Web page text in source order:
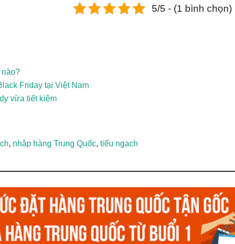
5/5 - (1 bình chọn)
Friday tại Việt Nam
vừa tiết kiệm
, nhập hàng Trung Quốc, tiểu ngạch